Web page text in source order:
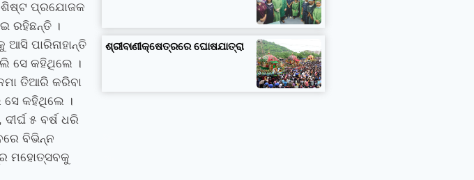
ପ୍ରଯୋଜକ
ରହିଛନ୍ତି ।
ପାରିନାହାନ୍ତି
ସେ କହିଥିଲେ ।
ତିଆରି କରିବା
କହିଥିଲେ ।
, ଦୀର୍ଘ ୫ ବର୍ଷ ଧରି
ବିଭିନ୍ନ
ମହୋତ୍ସବକୁ
ଶ୍ରୀବାଣୀକ୍ଷେତ୍ରରେ ଘୋଷଯାତ୍ରା